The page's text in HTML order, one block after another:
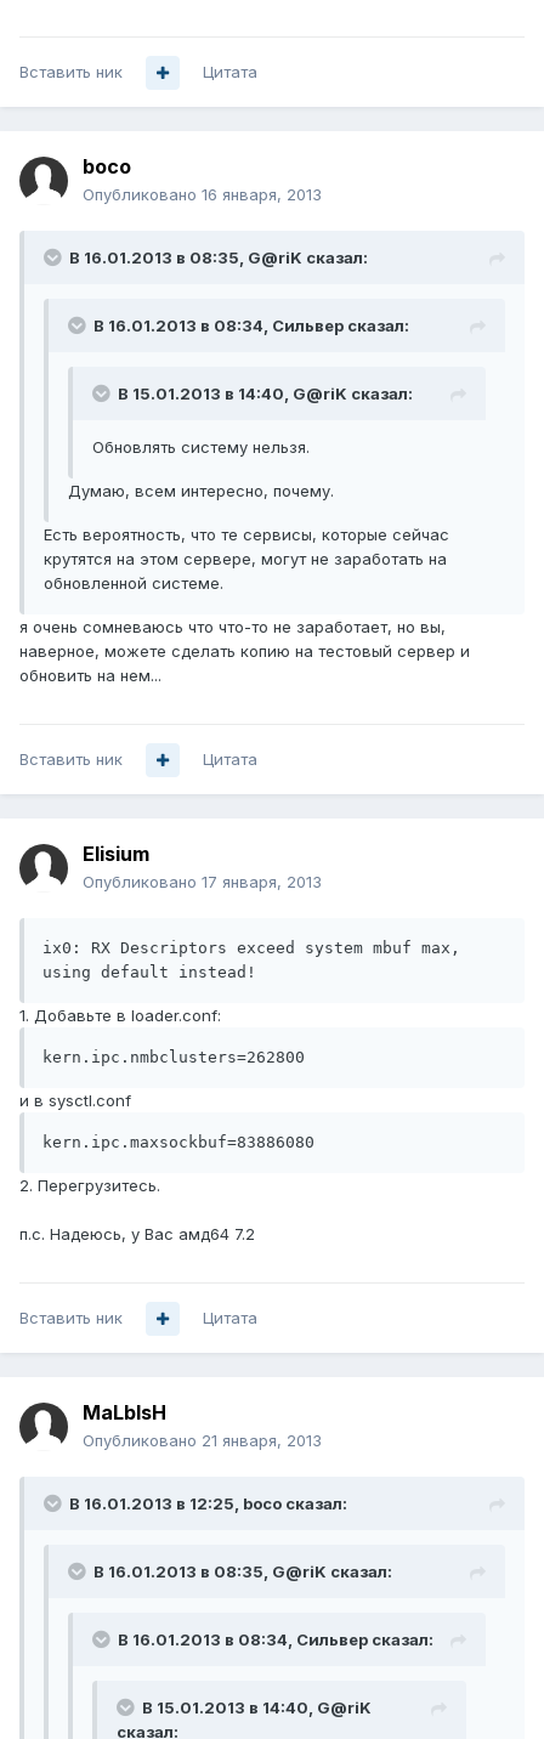
Вставить ник Цитата
boco
Опубликовано 16 января, 2013
В 16.01.2013 в 08:35, G@riK сказал:
В 16.01.2013 в 08:34, Сильвер сказал:
В 15.01.2013 в 14:40, G@riK сказал:
Обновлять систему нельзя.
Думаю, всем интересно, почему.
Есть вероятность, что те сервисы, которые сейчас
крутятся на этом сервере, могут не заработать на
обновленной системе.
я очень сомневаюсь что что-то не заработает, но вы,
наверное, можете сделать копию на тестовый сервер и
обновить на нем...
Вставить ник Цитата
Elisium
Опубликовано 17 января, 2013
ix0: RX Descriptors exceed system mbuf max,
using default instead!
1. Добавьте в loader.conf:
kern.ipc.nmbclusters=262800
и в sysctl.conf
kern.ipc.maxsockbuf=83886080
2. Перегрузитесь.
п.с. Надеюсь, у Вас амд64 7.2
Вставить ник Цитата
MaLblsH
Опубликовано 21 января, 2013
В 16.01.2013 в 12:25, boco сказал:
В 16.01.2013 в 08:35, G@riK сказал:
В 16.01.2013 в 08:34, Сильвер сказал:
В 15.01.2013 в 14:40, G@riK
сказал: